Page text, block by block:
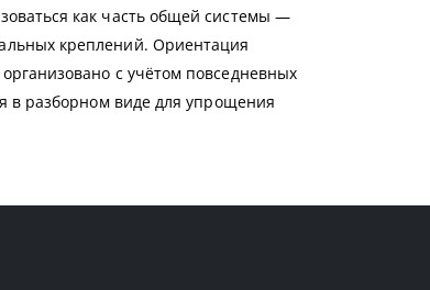
как часть общей системы —
креплений. Ориентация
с учётом повседневных
в разборном виде для упрощения